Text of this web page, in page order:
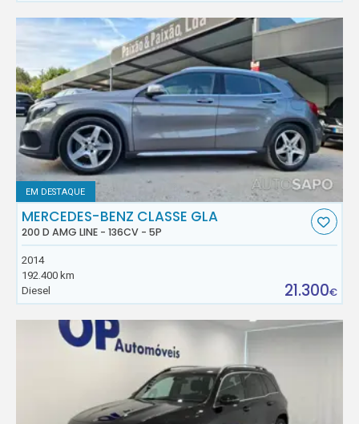
EM DESTAQUE
MERCEDES-BENZ CLASSE GLA
200 D AMG LINE - 136CV - 5P
2014
192.400 km
Diesel
21.300€